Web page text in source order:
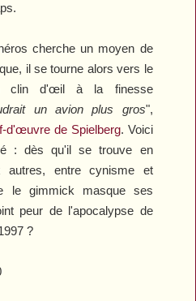
cherche un moyen de
il se tourne alors vers le
clin d'œil à la finesse
un avion plus gros",
d'œuvre de Spielberg. Voici
: dès qu'il se trouve en
autres, entre cynisme et
le gimmick masque ses
peur de l'apocalypse de
?